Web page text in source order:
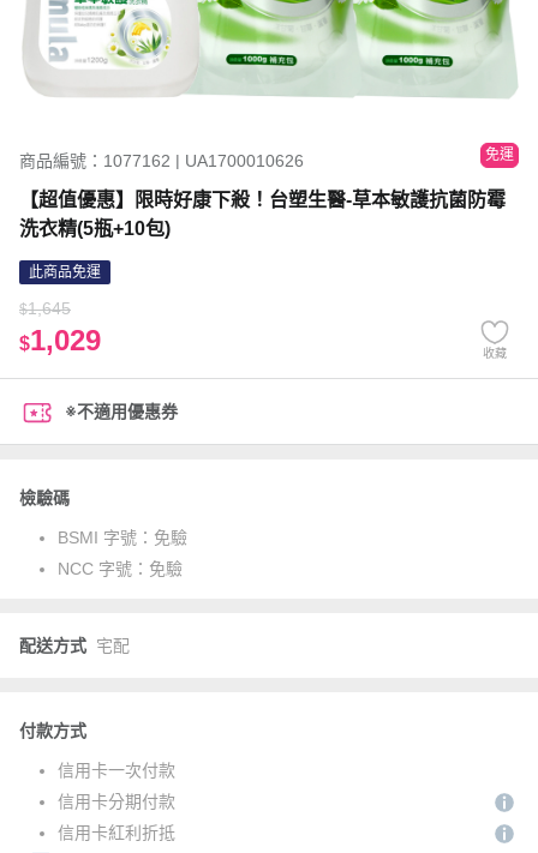
商品編號：1077162 | UA1700010626 免運
【超值優惠】限時好康下殺！台塑生醫-草本敏護抗菌防霉
洗衣精(5瓶+10包)
此商品免運
$1,645
$1,029 收藏
※不適用優惠券
檢驗碼
BSMI 字號： 免驗
NCC 字號： 免驗
配送方式 宅配
付款方式
信用卡一次付款
信用卡分期付款
信用卡紅利折抵